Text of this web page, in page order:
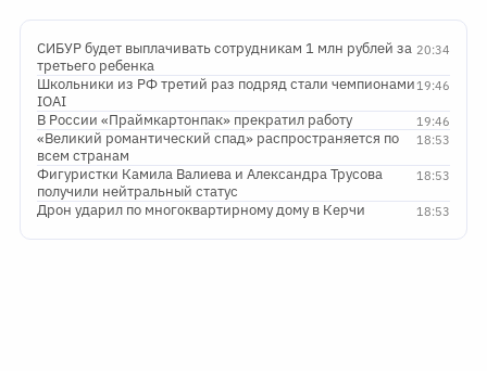
20:34
СИБУР будет выплачивать сотрудникам 1 млн рублей за
третьего ребенка
19:46
Школьники из РФ третий раз подряд стали чемпионами
IOAI
19:46
В России «Праймкартонпак» прекратил работу
18:53
«Великий романтический спад» распространяется по
всем странам
18:53
Фигуристки Камила Валиева и Александра Трусова
получили нейтральный статус
18:53
Дрон ударил по многоквартирному дому в Керчи